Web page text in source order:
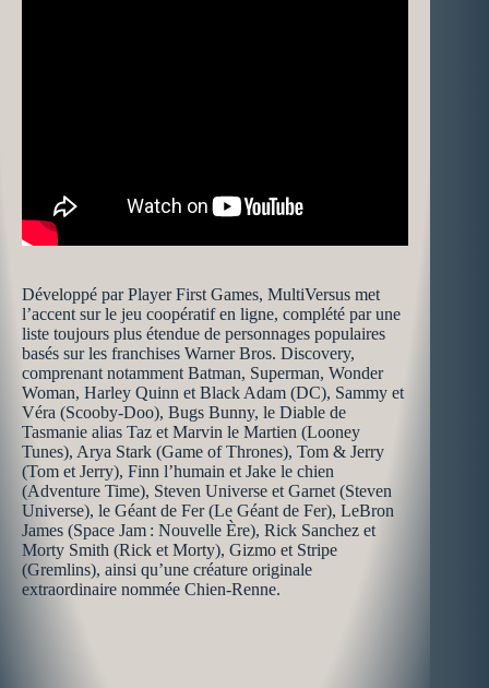
Développé par Player First Games, MultiVersus met
l’accent sur le jeu coopératif en ligne, complété par une
liste toujours plus étendue de personnages populaires
basés sur les franchises Warner Bros. Discovery,
comprenant notamment Batman, Superman, Wonder
Woman, Harley Quinn et Black Adam (DC), Sammy et
Véra (Scooby-Doo), Bugs Bunny, le Diable de
Tasmanie alias Taz et Marvin le Martien (Looney
Tunes), Arya Stark (Game of Thrones), Tom & Jerry
(Tom et Jerry), Finn l’humain et Jake le chien
(Adventure Time), Steven Universe et Garnet (Steven
Universe), le Géant de Fer (Le Géant de Fer), LeBron
James (Space Jam : Nouvelle Ère), Rick Sanchez et
Morty Smith (Rick et Morty), Gizmo et Stripe
(Gremlins), ainsi qu’une créature originale
extraordinaire nommée Chien-Renne.